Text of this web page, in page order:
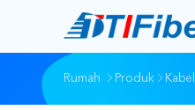
Rumah Produk